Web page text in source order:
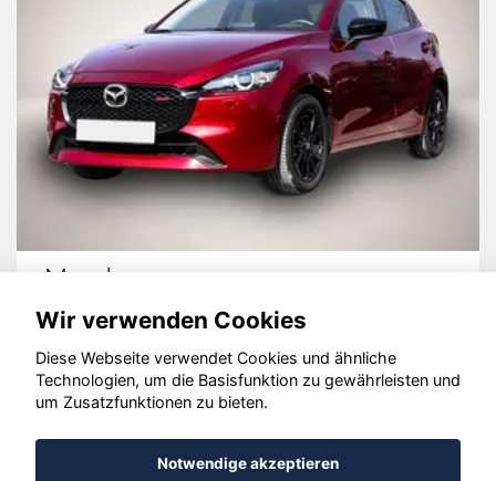
Mazda 2
© konjunkturmotor.de GmbH 2020 - 2026
Wir verwenden Cookies
Diese Webseite verwendet Cookies und ähnliche
Technologien, um die Basisfunktion zu gewährleisten und
um Zusatzfunktionen zu bieten.
Notwendige akzeptieren